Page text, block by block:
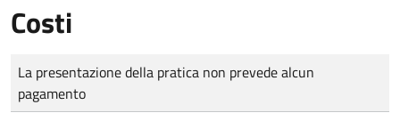
Costi
Tipo di pagamento
Importo
La presentazione della pratica non prevede alcun
pagamento